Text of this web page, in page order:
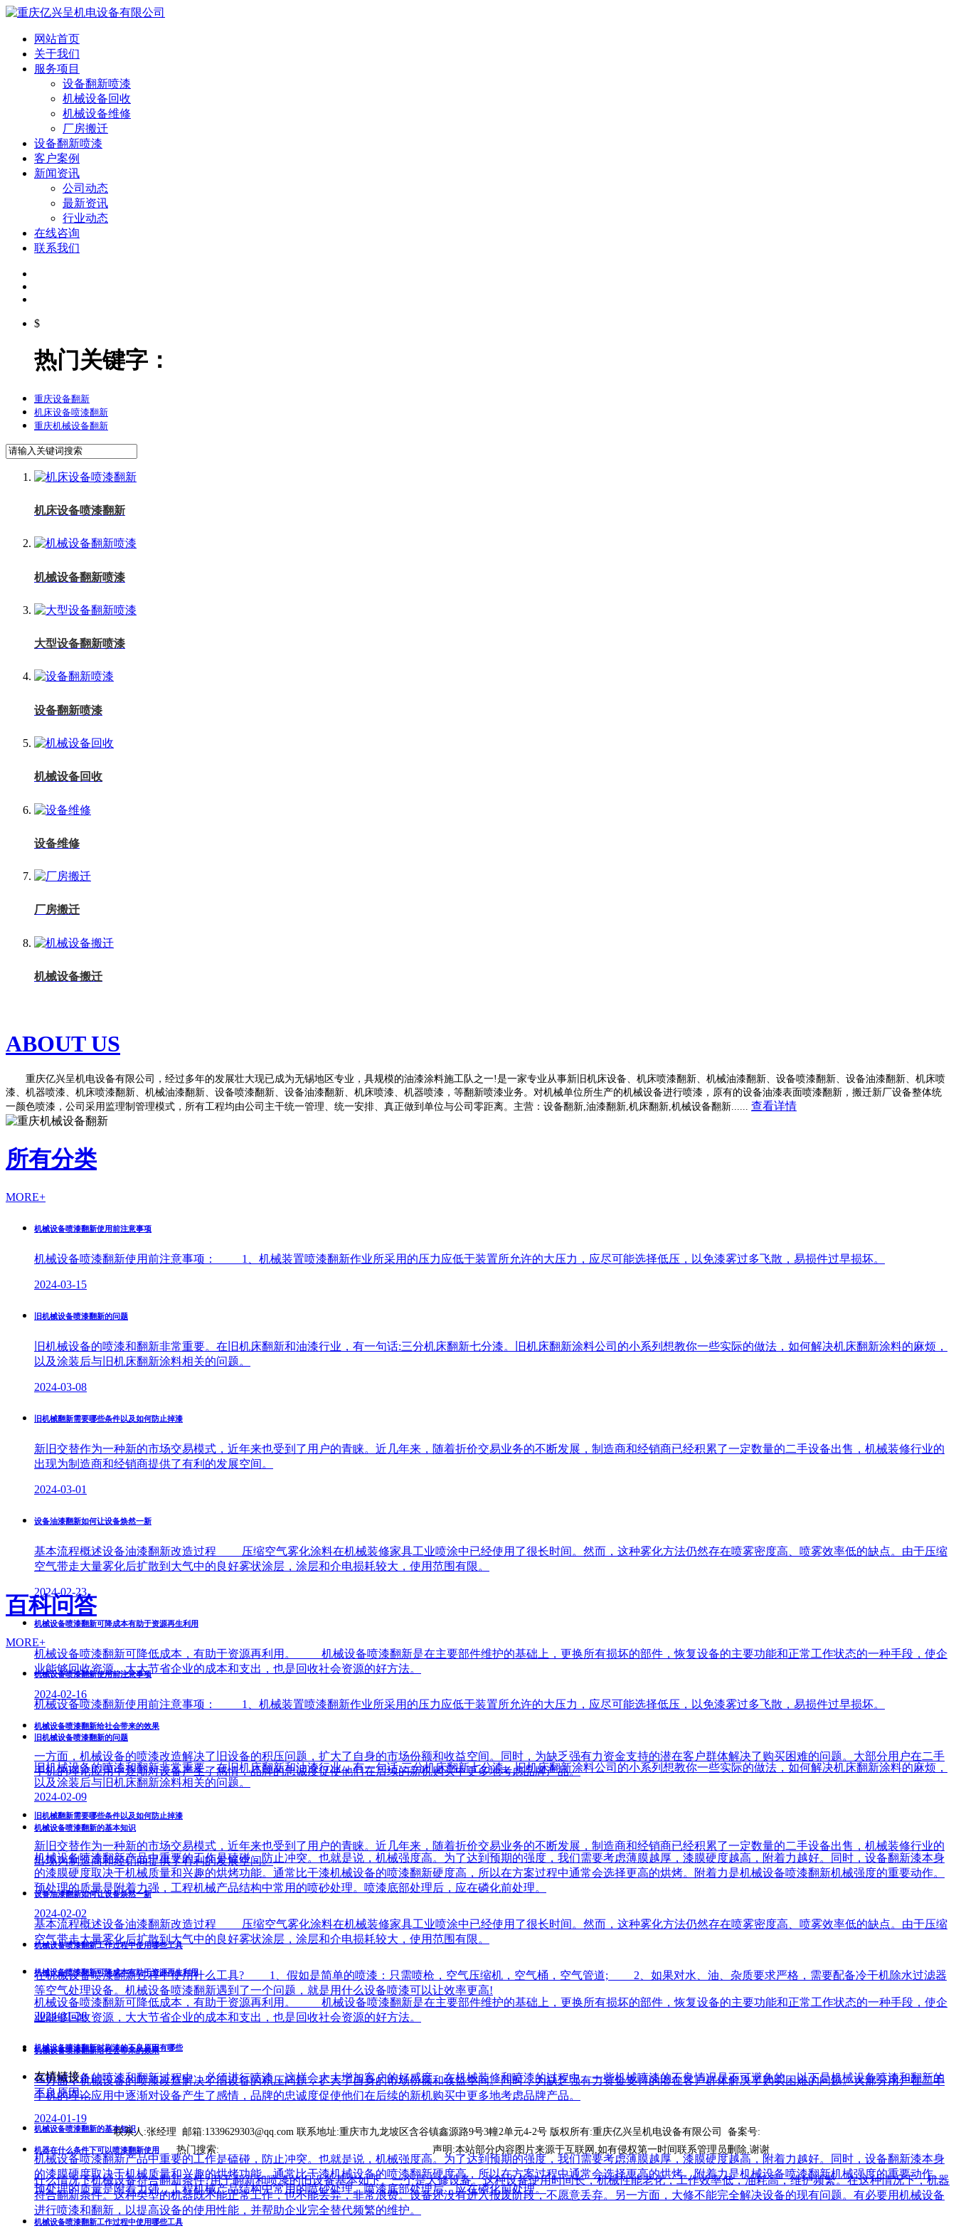
网站首页
关于我们
服务项目
设备翻新喷漆
机械设备回收
机械设备维修
厂房搬迁
设备翻新喷漆
客户案例
新闻资讯
公司动态
最新资讯
行业动态
在线咨询
联系我们
$
热门关键字：
重庆设备翻新
机床设备喷漆翻新
重庆机械设备翻新
机床设备喷漆翻新
机械设备翻新喷漆
大型设备翻新喷漆
设备翻新喷漆
机械设备回收
设备维修
厂房搬迁
机械设备搬迁
ABOUT US
重庆亿兴呈机电设备有限公司，经过多年的发展壮大现已成为无锡地区专业，具规模的油漆涂料施工队之一!是一家专业从事新旧机床设备、机床喷漆翻新、机械油漆翻新、设备喷漆翻新、设备油漆翻新、机床喷
漆、机器喷漆、机床喷漆翻新、机械油漆翻新、设备喷漆翻新、设备油漆翻新、机床喷漆、机器喷漆，等翻新喷漆业务。对机械单位所生产的机械设备进行喷漆，原有的设备油漆表面喷漆翻新，搬迁新厂设备整体统
一颜色喷漆，公司采用监理制管理模式，所有工程均由公司主干统一管理、统一安排、真正做到单位与公司零距离。主营：设备翻新,油漆翻新,机床翻新,机械设备翻新...... 查看详情
所有分类
MORE+
机械设备喷漆翻新使用前注意事项
机械设备喷漆翻新使用前注意事项： 1、机械装置喷漆翻新作业所采用的压力应低于装置所允许的大压力，应尽可能选择低压，以免漆雾过多飞散，易损件过早损坏。
2024-03-15
旧机械设备喷漆翻新的问题
旧机械设备的喷漆和翻新非常重要。在旧机床翻新和油漆行业，有一句话:三分机床翻新七分漆。旧机床翻新涂料公司的小系列想教你一些实际的做法，如何解决机床翻新涂料的麻烦，
以及涂装后与旧机床翻新涂料相关的问题。
2024-03-08
旧机械翻新需要哪些条件以及如何防止掉漆
新旧交替作为一种新的市场交易模式，近年来也受到了用户的青睐。近几年来，随着折价交易业务的不断发展，制造商和经销商已经积累了一定数量的二手设备出售，机械装修行业的
出现为制造商和经销商提供了有利的发展空间。
2024-03-01
设备油漆翻新如何让设备焕然一新
基本流程概述设备油漆翻新改造过程 压缩空气雾化涂料在机械装修家具工业喷涂中已经使用了很长时间。然而，这种雾化方法仍然存在喷雾密度高、喷雾效率低的缺点。由于压缩
空气带走大量雾化后扩散到大气中的良好雾状涂层，涂层和介电损耗较大，使用范围有限。
2024-02-23
机械设备喷漆翻新可降成本有助于资源再生利用
机械设备喷漆翻新可降低成本，有助于资源再利用。 机械设备喷漆翻新是在主要部件维护的基础上，更换所有损坏的部件，恢复设备的主要功能和正常工作状态的一种手段，使企
业能够回收资源，大大节省企业的成本和支出，也是回收社会资源的好方法。
2024-02-16
机械设备喷漆翻新给社会带来的效果
一方面，机械设备的喷漆改造解决了旧设备的积压问题，扩大了自身的市场份额和收益空间。同时，为缺乏强有力资金支持的潜在客户群体解决了购买困难的问题。大部分用户在二手
手机的理论应用中逐渐对设备产生了感情，品牌的忠诚度促使他们在后续的新机购买中更多地考虑品牌产品。
2024-02-09
机械设备喷漆翻新的基本知识
机械设备喷漆翻新产品中重要的工作是磕碰，防止冲突。也就是说，机械强度高。为了达到预期的强度，我们需要考虑薄膜越厚，漆膜硬度越高，附着力越好。同时，设备翻新漆本身
的漆膜硬度取决于机械质量和兴趣的烘烤功能。通常比干漆机械设备的喷漆翻新硬度高，所以在方案过程中通常会选择更高的烘烤。附着力是机械设备喷漆翻新机械强度的重要动作。
预处理的质量是附着力强，工程机械产品结构中常用的喷砂处理。喷漆底部处理后，应在磷化前处理。
2024-02-02
机械设备喷漆翻新工作过程中使用哪些工具
在机械设备喷漆翻新过程中使用什么工具? 1、假如是简单的喷漆：只需喷枪，空气压缩机，空气桶，空气管道; 2、如果对水、油、杂质要求严格，需要配备冷干机除水过滤器
等空气处理设备。机械设备喷漆翻新遇到了一个问题，就是用什么设备喷漆可以让效率更高!
2024-01-26
机械设备喷漆翻新时刷漆的不良原因有哪些
在机械设备的喷漆和翻新过程中，必须进行喷漆，这样会大大增加客户的好感度。在机械装修和喷漆的过程中，一些机械喷漆的不良情况是不可避免的。以下是机械设备喷漆和翻新的
不良原因。
2024-01-19
机器在什么条件下可以喷漆翻新使用
什么情况下机械设备符合翻新条件?用于翻新和喷漆的旧设备基本如下。一个是大修设备。这种设备使用时间长，机械性能老化，工作效率低，油耗高，维护频繁。在这种情况下，机器
符合翻新条件。这种类型的机器既不能正常工作，也不能丢弃，非常浪费。设备还没有进入报废阶段，不愿意丢弃。另一方面，大修不能完全解决设备的现有问题。有必要用机械设备
进行喷漆和翻新，以提高设备的使用性能，并帮助企业完全替代频繁的维护。
百科问答
MORE+
机械设备喷漆翻新使用前注意事项
机械设备喷漆翻新使用前注意事项： 1、机械装置喷漆翻新作业所采用的压力应低于装置所允许的大压力，应尽可能选择低压，以免漆雾过多飞散，易损件过早损坏。
旧机械设备喷漆翻新的问题
旧机械设备的喷漆和翻新非常重要。在旧机床翻新和油漆行业，有一句话:三分机床翻新七分漆。旧机床翻新涂料公司的小系列想教你一些实际的做法，如何解决机床翻新涂料的麻烦，
以及涂装后与旧机床翻新涂料相关的问题。
旧机械翻新需要哪些条件以及如何防止掉漆
新旧交替作为一种新的市场交易模式，近年来也受到了用户的青睐。近几年来，随着折价交易业务的不断发展，制造商和经销商已经积累了一定数量的二手设备出售，机械装修行业的
出现为制造商和经销商提供了有利的发展空间。
设备油漆翻新如何让设备焕然一新
基本流程概述设备油漆翻新改造过程 压缩空气雾化涂料在机械装修家具工业喷涂中已经使用了很长时间。然而，这种雾化方法仍然存在喷雾密度高、喷雾效率低的缺点。由于压缩
空气带走大量雾化后扩散到大气中的良好雾状涂层，涂层和介电损耗较大，使用范围有限。
机械设备喷漆翻新可降成本有助于资源再生利用
机械设备喷漆翻新可降低成本，有助于资源再利用。 机械设备喷漆翻新是在主要部件维护的基础上，更换所有损坏的部件，恢复设备的主要功能和正常工作状态的一种手段，使企
业能够回收资源，大大节省企业的成本和支出，也是回收社会资源的好方法。
机械设备喷漆翻新给社会带来的效果
一方面，机械设备的喷漆改造解决了旧设备的积压问题，扩大了自身的市场份额和收益空间。同时，为缺乏强有力资金支持的潜在客户群体解决了购买困难的问题。大部分用户在二手
手机的理论应用中逐渐对设备产生了感情，品牌的忠诚度促使他们在后续的新机购买中更多地考虑品牌产品。
机械设备喷漆翻新的基本知识
机械设备喷漆翻新产品中重要的工作是磕碰，防止冲突。也就是说，机械强度高。为了达到预期的强度，我们需要考虑薄膜越厚，漆膜硬度越高，附着力越好。同时，设备翻新漆本身
的漆膜硬度取决于机械质量和兴趣的烘烤功能。通常比干漆机械设备的喷漆翻新硬度高，所以在方案过程中通常会选择更高的烘烤。附着力是机械设备喷漆翻新机械强度的重要动作。
预处理的质量是附着力强，工程机械产品结构中常用的喷砂处理。喷漆底部处理后，应在磷化前处理。
机械设备喷漆翻新工作过程中使用哪些工具
友情链接：
联系人:张经理 邮箱:1339629303@qq.com 联系地址:重庆市九龙坡区含谷镇鑫源路9号3幢2单元4-2号 版权所有:重庆亿兴呈机电设备有限公司 备案号:
热门搜索:
声明:本站部分内容图片来源于互联网,如有侵权第一时间联系管理员删除,谢谢